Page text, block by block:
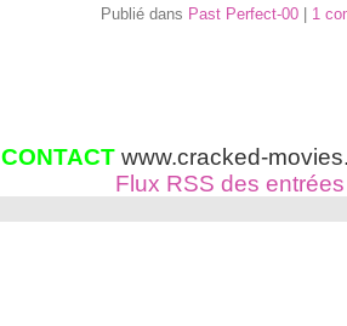
Publié dans Past Perfect-00| 1
CONTACT www.cracked-
Flux RSS des entrées